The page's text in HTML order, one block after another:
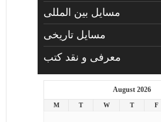
مسایل بین المللی
مسایل تاریخی
معرفی و نقد کتب
August 2026
M T W T F